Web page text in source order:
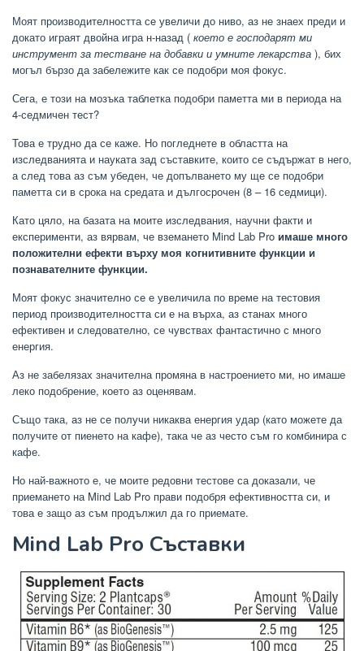
Моят производителността се увеличи до ниво, аз не знаех преди и
докато играят двойна игра н-назад ( което е господарят ми
инструмент за тестване на добавки и умните лекарства ), бих
могъл бързо да забележите как се подобри моя фокус.
Сега, е този на мозъка таблетка подобри паметта ми в периода на
4-седмичен тест?
Това е трудно да се каже. Но погледнете в областта на
изследванията и науката зад съставките, които се съдържат в него,
а след това аз съм убеден, че допълването му ще се подобри
паметта си в срока на средата и дългосрочен (8 – 16 седмици).
Като цяло, на базата на моите изследвания, научни факти и
експерименти, аз вярвам, че вземането Mind Lab Pro имаше много
положителни ефекти върху моя когнитивните функции и
познавателните функции.
Моят фокус значително се е увеличила по време на тестовия
период производителността си е на върха, аз станах много
ефективен и следователно, се чувствах фантастично с много
енергия.
Аз не забелязах значителна промяна в настроението ми, но имаше
леко подобрение, което аз оценявам.
Също така, аз не се получи никаква енергия удар (като можете да
получите от пиенето на кафе), така че аз често съм го комбинира с
кафе.
Но най-важното е, че моите редовни тестове са доказали, че
приемането на Mind Lab Pro прави подобря ефективността си, и
това е защо аз съм продължил да го приемате.
Mind Lab Pro Съставки